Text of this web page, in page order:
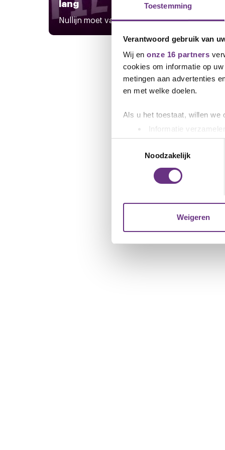
Toestemming
Verantwoord gebruik van
Wij en onze 16 partners
cookies om informatie op
metingen aan advertenties
en met welke doelen.
Als u het toestaat, willen we
Informatie
Uw apparaat
Lees meer over hoe uw
toestemming op elk
websiteverkeer te
media, adverteren en
Noodzakelijk
Weigeren
Nullijn moet van tafel